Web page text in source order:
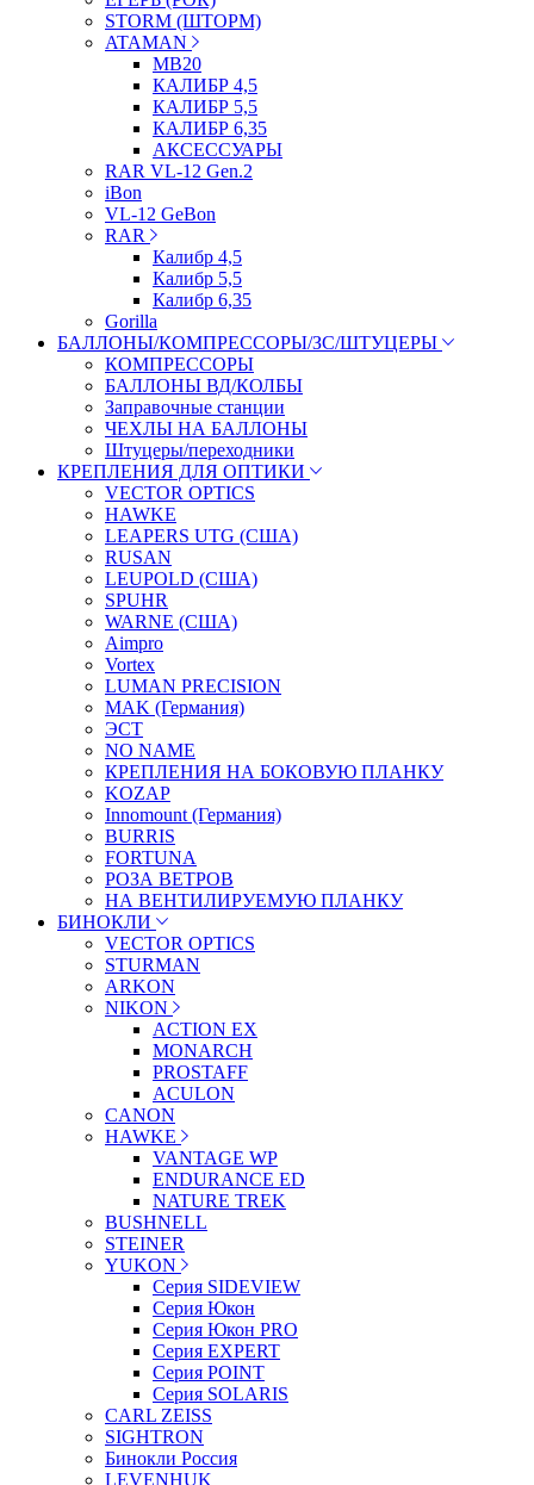
STORM (ШТОРМ)
ATAMAN
МВ20
КАЛИБР 4,5
КАЛИБР 5,5
КАЛИБР 6,35
АКСЕССУАРЫ
RAR VL-12 Gen.2
iBon
VL-12 GeBon
RAR
Калибр 4,5
Калибр 5,5
Калибр 6,35
Gorilla
БАЛЛОНЫ/КОМПРЕССОРЫ/ЗС/ШТУЦЕРЫ
КОМПРЕССОРЫ
БАЛЛОНЫ ВД/КОЛБЫ
Заправочные станции
ЧЕХЛЫ НА БАЛЛОНЫ
Штуцеры/переходники
КРЕПЛЕНИЯ ДЛЯ ОПТИКИ
VECTOR OPTICS
HAWKE
LEAPERS UTG (США)
RUSAN
LEUPOLD (США)
SPUHR
WARNE (США)
Aimpro
Vortex
LUMAN PRECISION
MAK (Германия)
ЭСТ
NO NAME
КРЕПЛЕНИЯ НА БОКОВУЮ ПЛАНКУ
KOZAP
Innomount (Германия)
BURRIS
FORTUNA
РОЗА ВЕТРОВ
НА ВЕНТИЛИРУЕМУЮ ПЛАНКУ
БИНОКЛИ
VECTOR OPTICS
STURMAN
ARKON
NIKON
ACTION EX
MONARCH
PROSTAFF
ACULON
CANON
HAWKE
VANTAGE WP
ENDURANCE ED
NATURE TREK
BUSHNELL
STEINER
YUKON
Серия SIDEVIEW
Серия Юкон
Серия Юкон PRO
Серия EXPERT
Серия POINT
Серия SOLARIS
CARL ZEISS
SIGHTRON
Бинокли Россия
LEVENHUK